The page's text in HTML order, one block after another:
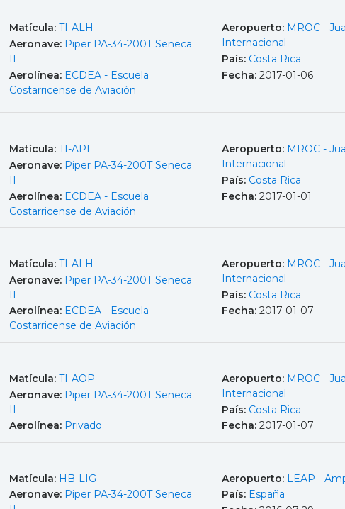
Matícula: TI-ALH
Aeronave: Piper PA-34-200T Seneca
II
Aerolínea: ECDEA - Escuela
Costarricense de Aviación
Aeropuerto: MROC -
Internacional
País: Costa Rica
Fecha: 2017-01-06
Matícula: TI-API
Aeronave: Piper PA-34-200T Seneca
II
Aerolínea: ECDEA - Escuela
Costarricense de Aviación
Aeropuerto: MROC -
Internacional
País: Costa Rica
Fecha: 2017-01-01
Matícula: TI-ALH
Aeronave: Piper PA-34-200T Seneca
II
Aerolínea: ECDEA - Escuela
Costarricense de Aviación
Aeropuerto: MROC -
Internacional
País: Costa Rica
Fecha: 2017-01-07
Matícula: TI-AOP
Aeronave: Piper PA-34-200T Seneca
II
Aerolínea: Privado
Aeropuerto: MROC -
Internacional
País: Costa Rica
Fecha: 2017-01-07
Matícula: HB-LIG
Aeronave: Piper PA-34-200T Seneca
Aeropuerto: LEAP -
País: España